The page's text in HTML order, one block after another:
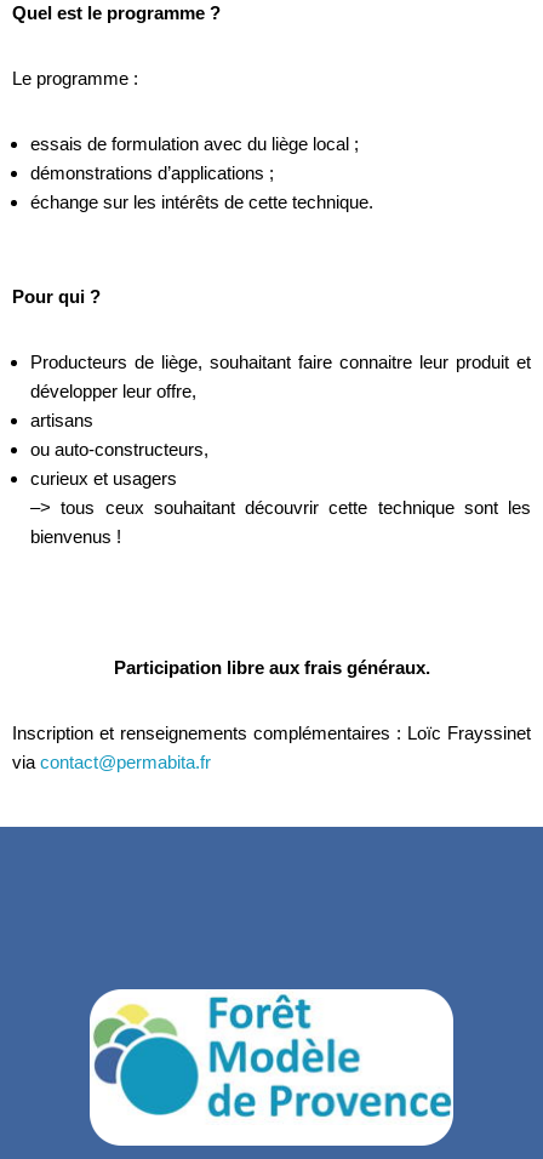
Quel est le programme ?
Le programme :
essais de formulation avec du liège local ;
démonstrations d’applications ;
échange sur les intérêts de cette technique.
Pour qui ?
Producteurs de liège, souhaitant faire connaitre leur produit et
développer leur offre,
artisans
ou auto-constructeurs,
curieux et usagers
–> tous ceux souhaitant découvrir cette technique sont les
bienvenus !
Participation libre aux frais généraux.
Inscription et renseignements complémentaires : Loïc Frayssinet
via contact@permabita.fr